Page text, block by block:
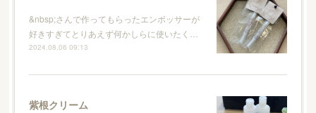
&nbsp;さんで作ってもらったエンボッサーが
好きすぎてとりあえず何かしらに使いたく…
2024.08.06 09:13
紫根クリーム